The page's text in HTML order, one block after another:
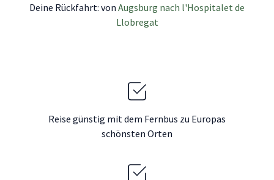
Deine Rückfahrt: von Augsburg nach l'Hospitalet de
Llobregat
Reise günstig mit dem Fernbus zu Europas
schönsten Orten